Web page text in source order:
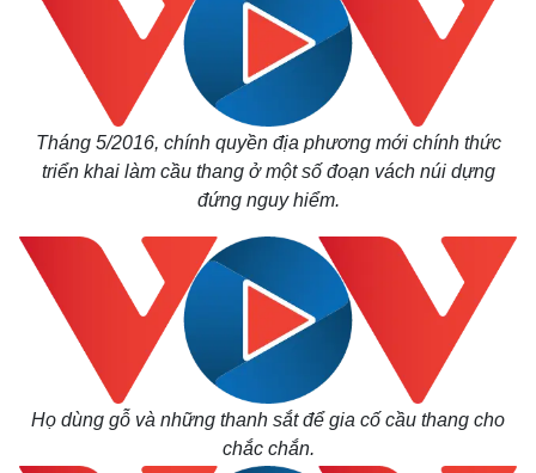
Kinh tế
Thị trường
Giá vàng
Tiêu dùng
Tỷ giá
Chứng khoán
Giá cà phê
Tháng 5/2016, chính quyền địa phương mới chính thức
triển khai làm cầu thang ở một số đoạn vách núi dựng
đứng nguy hiểm.
Họ dùng gỗ và những thanh sắt để gia cố cầu thang cho
chắc chắn.